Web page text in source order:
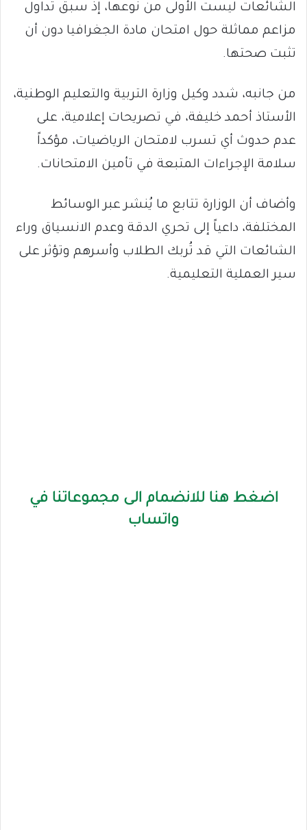
الشائعات ليست الأولى من نوعها، إذ سبق تداول
مزاعم مماثلة حول امتحان مادة الجغرافيا دون أن
تثبت صحتها.
من جانبه، شدد وكيل وزارة التربية والتعليم الوطنية،
الأستاذ أحمد خليفة، في تصريحات إعلامية، على
عدم حدوث أي تسرب لامتحان الرياضيات، مؤكداً
سلامة الإجراءات المتبعة في تأمين الامتحانات.
وأضاف أن الوزارة تتابع ما يُنشر عبر الوسائط
المختلفة، داعياً إلى تحري الدقة وعدم الانسياق وراء
الشائعات التي قد تُربك الطلاب وأسرهم وتؤثر على
سير العملية التعليمية.
اضغط هنا للانضمام الى مجموعاتنا في
واتساب